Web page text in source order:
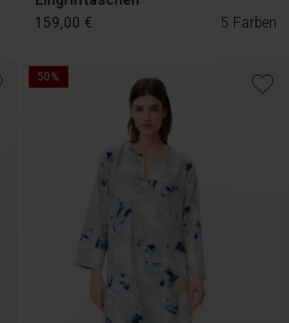
5 Farben
159,00 €
50%